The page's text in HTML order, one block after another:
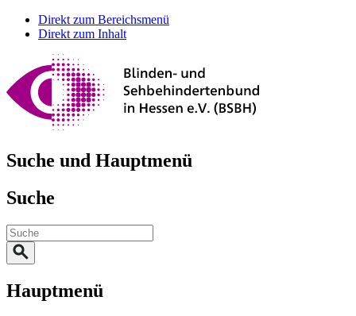
Direkt zum Bereichsmenü
Direkt zum Inhalt
Suche und Hauptmenü
Suche
Hauptmenü